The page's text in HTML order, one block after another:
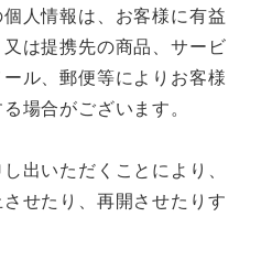
人情報は、お客様に有益
は提携先の商品、サービ
ル、郵便等によりお客様
場合がございます。
出いただくことにより、
せたり、再開させたりす